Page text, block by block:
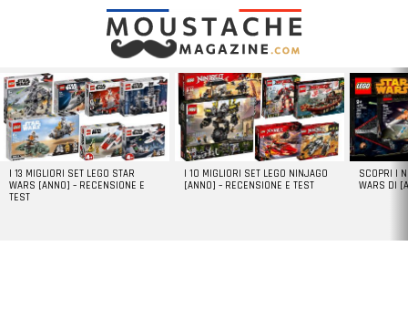
LATEST
STORIES
I 13 MIGLIORI SET LEGO STAR
WARS [ANNO] – RECENSIONE E
TEST
I 10 MIGLIORI SET LEGO NINJAGO
[ANNO] – RECENSIONE E TEST
SCOPRI I
WARS DI